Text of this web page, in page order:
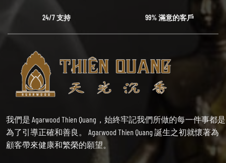
24/7 支持 99% 滿意的客戶
我們是 Agarwood Thien Quang，始終牢記我們所做的每一件事都是
為了引導正確和善良。 Agarwood Thien Quang 誕生之初就懷著為
顧客帶來健康和繁榮的願望。